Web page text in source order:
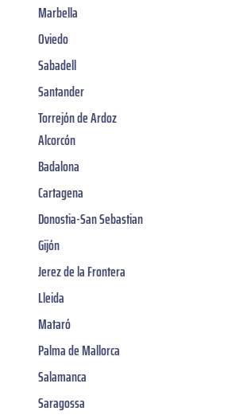
Marbella
Oviedo
Sabadell
Santander
Torrejón de Ardoz
Alcorcón
Badalona
Cartagena
Donostia-San Sebastian
Gijón
Jerez de la Frontera
Lleida
Mataró
Palma de Mallorca
Salamanca
Saragossa